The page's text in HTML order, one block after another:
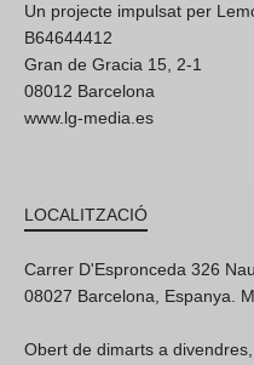
Un projecte impulsat per
B64644412
Gran de Gracia 15, 2-1
08012 Barcelona
www.lg-media.es
LOCALITZACIÓ
Carrer D'Espronceda 326
08027 Barcelona, Espanya.
Obert de dimarts a